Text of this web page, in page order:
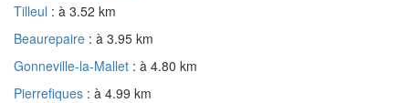
Tilleul : à 3.52 km
Beaurepaire : à 3.95 km
Gonneville-la-Mallet : à 4.80 km
Pierrefiques : à 4.99 km